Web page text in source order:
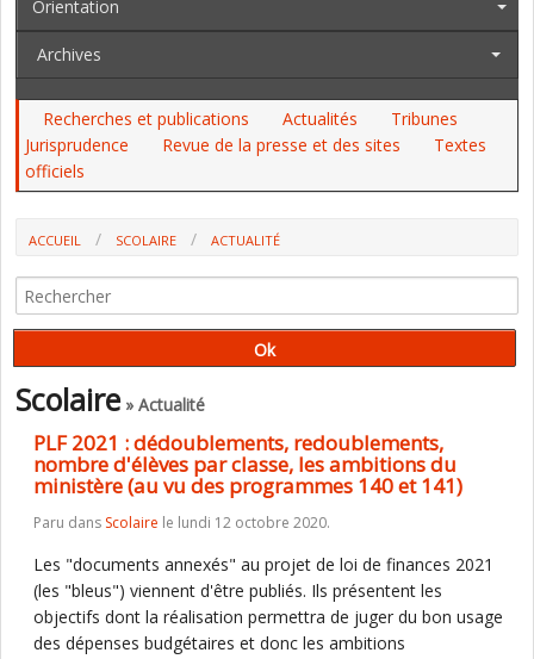
Orientation
Archives
Recherches et publications Actualités
Tribunes
Jurisprudence
Revue de la presse et des sites
Textes
officiels
ACCUEIL SCOLAIRE
ACTUALITÉ
PAR CLASSE, LES AMBITIONS DU MINISTÈRE (AU VU DES PROGRAMMES
140 ET 141)
Scolaire» Actualité
PLF 2021 : dédoublements, redoublements,
nombre d'élèves par classe, les ambitions du
ministère (au vu des programmes 140 et 141)
Paru dans Scolaire le lundi 12 octobre 2020.
Les "documents annexés" au projet de loi de finances 2021
(les "bleus") viennent d'être publiés. Ils présentent les
objectifs dont la réalisation permettra de juger du bon usage
des dépenses budgétaires et donc les ambitions